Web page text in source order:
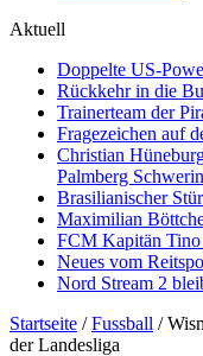
Aktuell
Doppelte US-
Rückkehr in die
Trainerteam der
Fragezeichen auf
Christian
Palmberg Schwerin
Brasilianischer
Maximilian
FCM Kapitän
Neues vom
Nord Stream 2
Startseite / Fussball /
der Landesliga